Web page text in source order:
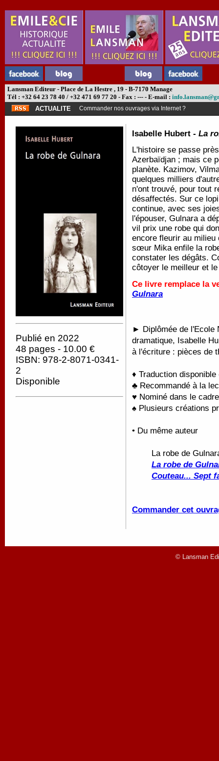
Lansman Editeur - Place de La Hestre , 19 - B-7170 Manage
Tél : +32 64 23 78 40 / +32 471 69 77 20 - Fax : --- - E-mail :
ACTUALITE
Commander nos ouvrages via Internet ?
Publié en 2022
48 pages - 10.00 €
ISBN: 978-2-8071-0341-
2
Disponible
Isabelle Hubert - La
L'histoire se passe
Azerbaïdjan ; mais ce
planète. Kazimov,
quelques milliers
n'ont trouvé, pour tout
désaffectés. Sur ce
continue, avec ses
l'épouser, Gulnara a
vil prix une robe qui
encore fleurir au
sœur Mika enfile la
constater les dégâts.
côtoyer le meilleur et
Ce livre remplace la
Gulnara
►
Diplômée de l'Ecole
dramatique, Isabelle
à l'écriture : pièces de
♦ Traduction
♣ Recommandé à la
♥ Nominé dans le
♠ Plusieurs créations
• Du même auteur
La robe de
La robe de
Couteau... Sept
Commander cet
© Lansman